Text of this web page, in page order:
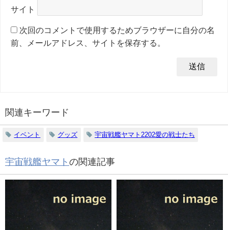
サイト
次回のコメントで使用するためブラウザーに自分の名
前、メールアドレス、サイトを保存する。
関連キーワード
イベント グッズ 宇宙戦艦ヤマト2202愛の戦士たち
宇宙戦艦ヤマト の関連記事